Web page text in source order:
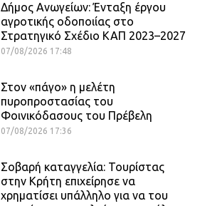
Δήμος Ανωγείων: Ένταξη έργου
αγροτικής οδοποιίας στο
Στρατηγικό Σχέδιο ΚΑΠ 2023–2027
07/08/2026 17:48
Στον «πάγο» η μελέτη
πυροπροστασίας του
Φοινικόδασους του Πρέβελη
07/08/2026 17:36
Σοβαρή καταγγελία: Τουρίστας
στην Κρήτη επιχείρησε να
χρηματίσει υπάλληλο για να του